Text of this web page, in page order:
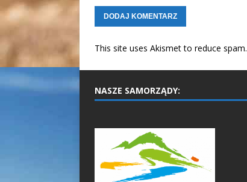
This site uses Akismet to reduce spam.
NASZE SAMORZĄDY: